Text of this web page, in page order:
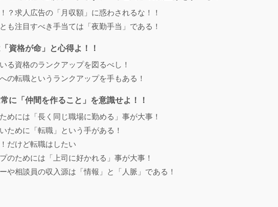
？求人広告の「月収額」に惑わされるな！！
も注目すべき手当ては「夜勤手当」である！
資格が命」と心得よ！！
る資格のランクアップを図るべし！
の転職というランクアップを手もある！
に「仲間を作ること」を意識せよ！！
めには「長く同じ職場に勤める」事が大事！
ために「転職」という手がある！
だけど転職はしたい
のためには「上司に好かれる」事が大事！
や相談員の収入源は「情報」と「人脈」である！